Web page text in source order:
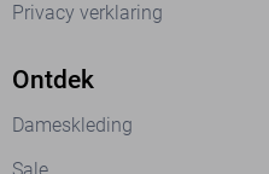
Privacy verklaring
Ontdek
Dameskleding